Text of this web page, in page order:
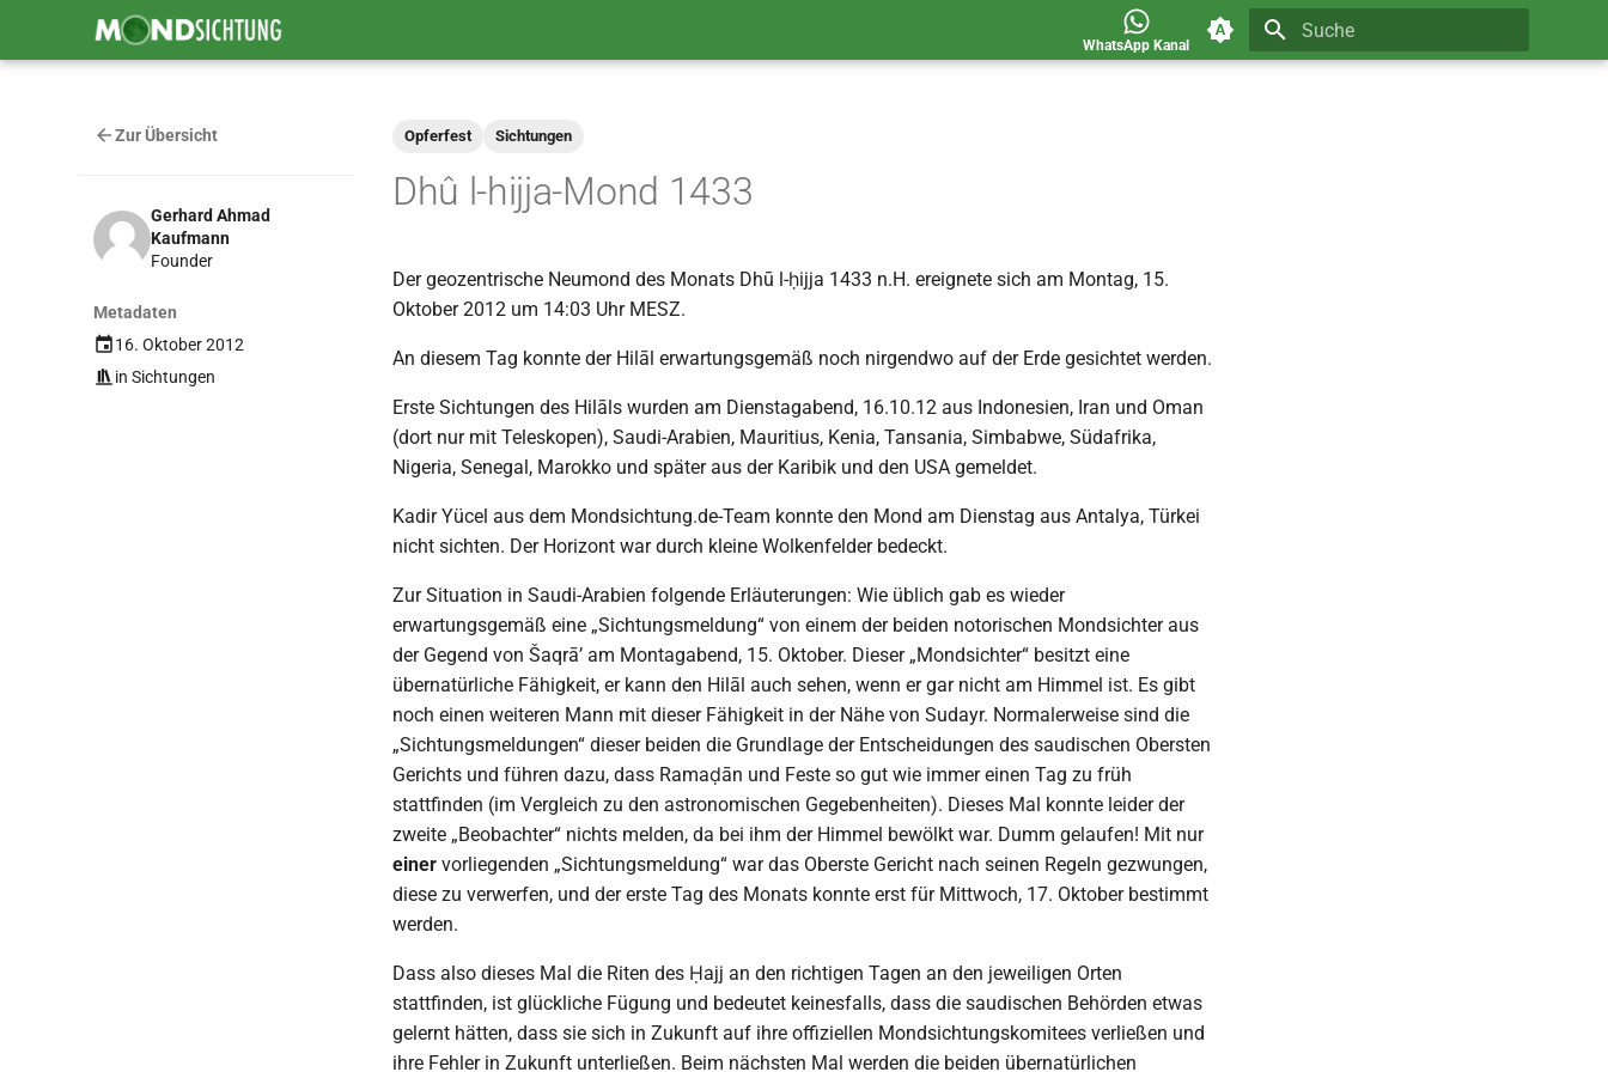
WhatsApp Kanal
Zur Übersicht
Gerhard Ahmad
Kaufmann
Founder
Metadaten
16. Oktober 2012
inSichtungen
Opferfest Sichtungen
Dhû l-hijja-Mond 1433
Der geozentrische Neumond des Monats Dhū l-ḥijja 1433 n.H. ereignete sich am Montag, 15.
Oktober 2012 um 14:03 Uhr MESZ.
An diesem Tag konnte der Hilāl erwartungsgemäß noch nirgendwo auf der Erde gesichtet werden.
Erste Sichtungen des Hilāls wurden am Dienstagabend, 16.10.12 aus Indonesien, Iran und Oman
(dort nur mit Teleskopen), Saudi-Arabien, Mauritius, Kenia, Tansania, Simbabwe, Südafrika,
Nigeria, Senegal, Marokko und später aus der Karibik und den USA gemeldet.
Kadir Yücel aus dem Mondsichtung.de-Team konnte den Mond am Dienstag aus Antalya, Türkei
nicht sichten. Der Horizont war durch kleine Wolkenfelder bedeckt.
Zur Situation in Saudi-Arabien folgende Erläuterungen: Wie üblich gab es wieder
erwartungsgemäß eine „Sichtungsmeldung“ von einem der beiden notorischen Mondsichter aus
der Gegend von Šaqrā’ am Montagabend, 15. Oktober. Dieser „Mondsichter“ besitzt eine
übernatürliche Fähigkeit, er kann den Hilāl auch sehen, wenn er gar nicht am Himmel ist. Es gibt
noch einen weiteren Mann mit dieser Fähigkeit in der Nähe von Sudayr. Normalerweise sind die
„Sichtungsmeldungen“ dieser beiden die Grundlage der Entscheidungen des saudischen Obersten
Gerichts und führen dazu, dass Ramaḍān und Feste so gut wie immer einen Tag zu früh
stattfinden (im Vergleich zu den astronomischen Gegebenheiten). Dieses Mal konnte leider der
zweite „Beobachter“ nichts melden, da bei ihm der Himmel bewölkt war. Dumm gelaufen! Mit nur
einer vorliegenden „Sichtungsmeldung“ war das Oberste Gericht nach seinen Regeln gezwungen,
diese zu verwerfen, und der erste Tag des Monats konnte erst für Mittwoch, 17. Oktober bestimmt
werden.
Dass also dieses Mal die Riten des Ḥajj an den richtigen Tagen an den jeweiligen Orten
stattfinden, ist glückliche Fügung und bedeutet keinesfalls, dass die saudischen Behörden etwas
gelernt hätten, dass sie sich in Zukunft auf ihre offiziellen Mondsichtungskomitees verließen und
ihre Fehler in Zukunft unterließen. Beim nächsten Mal werden die beiden übernatürlichen